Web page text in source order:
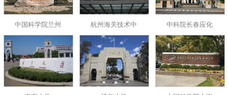
泛应用于五金化工、电子通讯、生物制药、橡塑塑料、电缆、电
镀、汽车、光电、模具喷涂、印刷、医疗卫生、航空航天及电子
元器件干燥、环境保护、大专院校和科研高等院校等众多行业。
也可根据客户要求订制各类非标设备。企业本着“质量第一，用
中国科学院兰州 杭州海关技术中 中科院长春应化